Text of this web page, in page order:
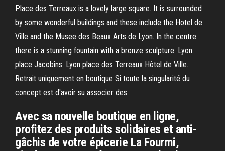
Place des Terreaux is a lovely large square. It is surrounded
by some wonderful buildings and these include the Hotel de
Ville and the Musee des Beaux Arts de Lyon. In the centre
there is a stunning fountain with a bronze sculpture. Lyon
place Jacobins. Lyon place des Terreaux Hôtel de Ville.
Retrait uniquement en boutique Si toute la singularité du
concept est d'avoir su associer des
Avec sa nouvelle boutique en ligne,
profitez des produits solidaires et anti-
gâchis de votre épicerie La Fourmi,